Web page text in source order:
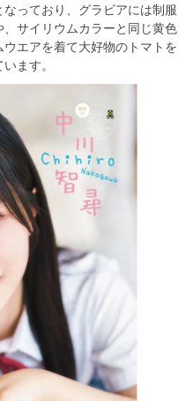
っており、グラビアには制服
サイリウムカラーと同じ黄色
エアを着て大好物のトマトを
ます。